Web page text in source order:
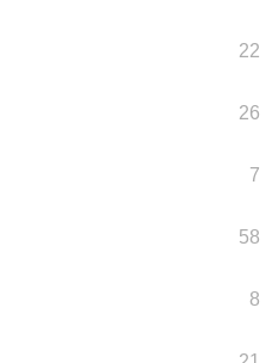
22
26
7
58
8